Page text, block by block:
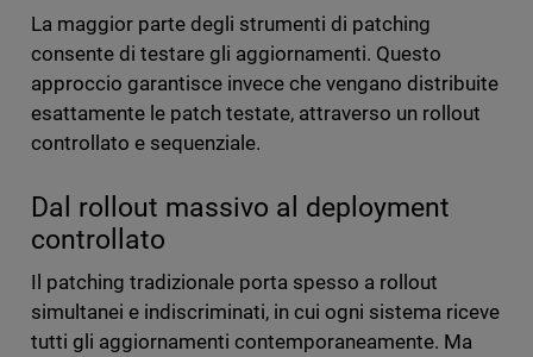
La maggior parte degli strumenti di patching
consente di testare gli aggiornamenti. Questo
approccio garantisce invece che vengano distribuite
esattamente le patch testate, attraverso un rollout
controllato e sequenziale.
Dal rollout massivo al deployment
controllato
Il patching tradizionale porta spesso a rollout
simultanei e indiscriminati, in cui ogni sistema riceve
tutti gli aggiornamenti contemporaneamente. Ma